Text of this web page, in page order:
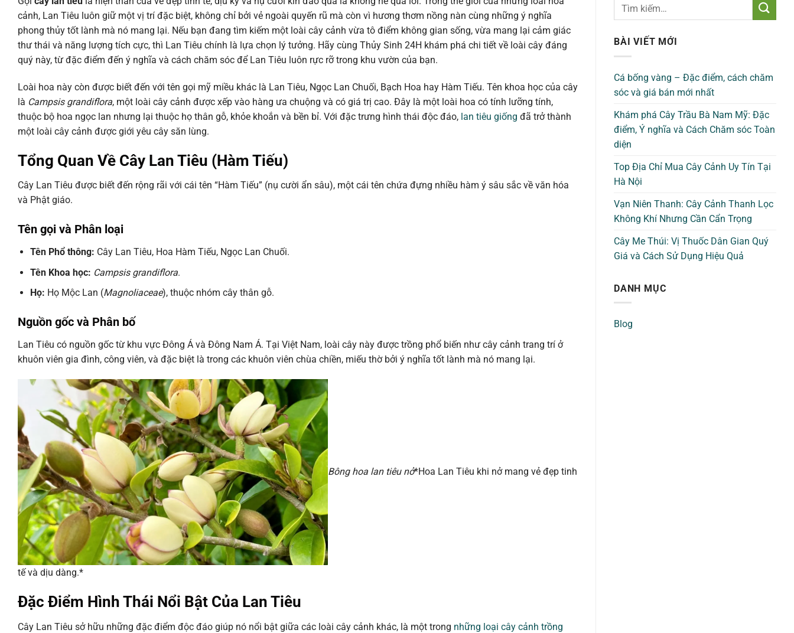
cảnh, Lan Tiêu luôn giữ một vị trí đặc biệt, không chỉ bởi vẻ ngoài quyến rũ mà còn vì hương thơm nồng nàn cùng những ý nghĩa
phong thủy tốt lành mà nó mang lại. Nếu bạn đang tìm kiếm một loài cây cảnh vừa tô điểm không gian sống, vừa mang lại cảm giác
thư thái và năng lượng tích cực, thì Lan Tiêu chính là lựa chọn lý tưởng. Hãy cùng Thủy Sinh 24H khám phá chi tiết về loài cây đáng
quý này, từ đặc điểm đến ý nghĩa và cách chăm sóc để Lan Tiêu luôn rực rỡ trong khu vườn của bạn.
Loài hoa này còn được biết đến với tên gọi mỹ miều khác là Lan Tiêu, Ngọc Lan Chuối, Bạch Hoa hay Hàm Tiếu. Tên khoa học của cây
là Campsis grandiflora, một loài cây cảnh được xếp vào hàng ưa chuộng và có giá trị cao. Đây là một loài hoa có tính lưỡng tính,
thuộc bộ hoa ngọc lan nhưng lại thuộc họ thân gỗ, khỏe khoắn và bền bỉ. Với đặc trưng hình thái độc đáo, lan tiêu giống đã trở thành
một loài cây cảnh được giới yêu cây săn lùng.
Tổng Quan Về Cây Lan Tiêu (Hàm Tiếu)
Cây Lan Tiêu được biết đến rộng rãi với cái tên “Hàm Tiếu” (nụ cười ẩn sâu), một cái tên chứa đựng nhiều hàm ý sâu sắc về văn hóa
và Phật giáo.
Tên gọi và Phân loại
Tên Phổ thông: Cây Lan Tiêu, Hoa Hàm Tiếu, Ngọc Lan Chuối.
Tên Khoa học: Campsis grandiflora.
Họ: Họ Mộc Lan (Magnoliaceae), thuộc nhóm cây thân gỗ.
Nguồn gốc và Phân bố
Lan Tiêu có nguồn gốc từ khu vực Đông Á và Đông Nam Á. Tại Việt Nam, loài cây này được trồng phổ biến như cây cảnh trang trí ở
khuôn viên gia đình, công viên, và đặc biệt là trong các khuôn viên chùa chiền, miếu thờ bởi ý nghĩa tốt lành mà nó mang lại.
Bông hoa lan tiêu nở*Hoa Lan Tiêu khi nở mang vẻ đẹp tinh
tế và dịu dàng.*
Đặc Điểm Hình Thái Nổi Bật Của Lan Tiêu
Cây Lan Tiêu sở hữu những đặc điểm độc đáo giúp nó nổi bật giữa các loài cây cảnh khác, là một trong những loại cây cảnh trồng
BÀI VIẾT MỚI
Cá bống vàng – Đặc điểm, cách chăm
sóc và giá bán mới nhất
Khám phá Cây Trầu Bà Nam Mỹ: Đặc
điểm, Ý nghĩa và Cách Chăm sóc Toàn
diện
Top Địa Chỉ Mua Cây Cảnh Uy Tín Tại
Hà Nội
Vạn Niên Thanh: Cây Cảnh Thanh Lọc
Không Khí Nhưng Cần Cẩn Trọng
Cây Me Thúi: Vị Thuốc Dân Gian Quý
Giá và Cách Sử Dụng Hiệu Quả
DANH MỤC
Blog